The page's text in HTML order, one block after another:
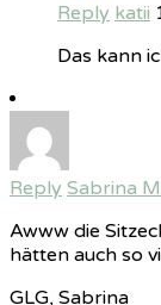
Reply katii
Das kann
Reply Sabrina
Awww die
hätten auch so
GLG, Sabrina